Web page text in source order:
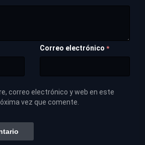
Correo electrónico *
correo electrónico y web en este
vez que comente.